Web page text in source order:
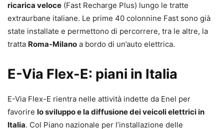
ricarica veloce (Fast Recharge Plus) lungo le tratte
extraurbane italiane. Le prime 40 colonnine Fast sono già
state installate e permettono di percorrere, tra le altre, la
tratta Roma-Milano a bordo di un’auto elettrica.
E-Via Flex-E: piani in Italia
E-Via Flex-E rientra nelle attività indette da Enel per
favorire lo sviluppo e la diffusione dei veicoli elettrici in
Italia. Col Piano nazionale per l’installazione delle